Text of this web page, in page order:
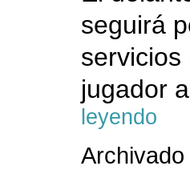
seguirá
servicios
jugador
leyendo
Archivado